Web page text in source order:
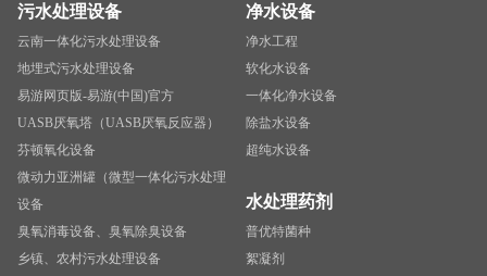
污水处理设备
云南一体化污水处理设备
地埋式污水处理设备
易游网页版-易游(中国)官方
UASB厌氧塔（UASB厌氧反应器）
芬顿氧化设备
微动力亚洲罐（微型一体化污水处理
设备
臭氧消毒设备、臭氧除臭设备
乡镇、农村污水处理设备
净水设备
净水工程
软化水设备
一体化净水设备
除盐水设备
超纯水设备
水处理药剂
普优特菌种
絮凝剂